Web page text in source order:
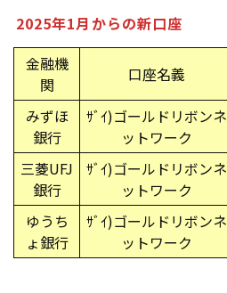
2025年1月からの新口座
金融機
関
口座名義
みずほ
銀行
ｻﾞｲ)ゴールドリボンネ
ットワーク
三菱UFJ
銀行
ｻﾞｲ)ゴールドリボンネ
ットワーク
ゆうち
ょ銀行
ｻﾞｲ)ゴールドリボンネ
ットワーク